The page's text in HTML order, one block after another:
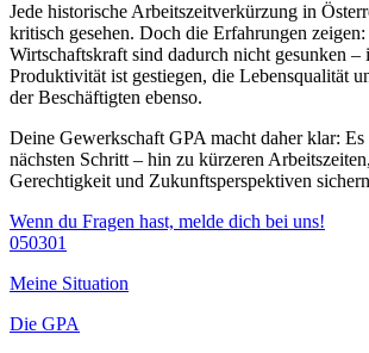
Jede historische Arbeitszeitverkürzung in
kritisch gesehen. Doch die Erfahrungen
Wirtschaftskraft sind dadurch nicht gesunken
Produktivität ist gestiegen, die Lebensqualität
der Beschäftigten ebenso.
Deine Gewerkschaft GPA macht daher klar:
nächsten Schritt – hin zu kürzeren
Gerechtigkeit und Zukunftsperspektiven
Wenn du Fragen hast, melde dich bei uns!
050301
Meine Situation
Die GPA